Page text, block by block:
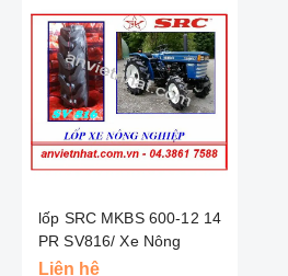
lốp SRC MKBS 600-12 14
PR SV816/ Xe Nông
Nghiệp
Liên hệ